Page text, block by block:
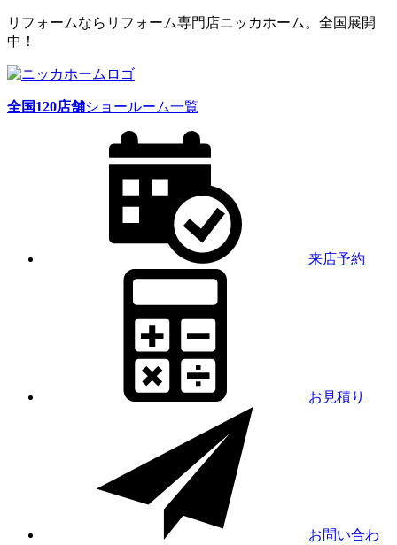
リフォームならリフォーム専門店ニッカホーム。全国展開
中！
全国120店舗ショールーム一覧
来店予約
お見積り
お問い合わ